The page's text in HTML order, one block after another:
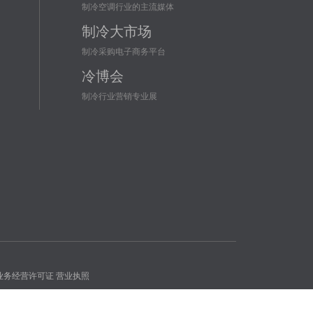
制冷空调行业的主流媒体
制冷大市场
制冷采购电子商务平台
冷博会
制冷行业营销专业展
务经营许可证 营业执照